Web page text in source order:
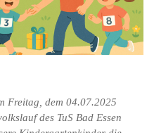
Freitag, dem 04.07.2025
des TuS Bad Essen